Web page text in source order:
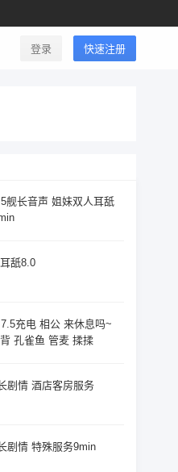
登录 快速注册
舰长音声 姐妹双人耳舐
舐8.0
充电 相公 来休息吗~
孔雀鱼 管麦 揉揉
剧情 酒店客房服务
剧情 特殊服务9min